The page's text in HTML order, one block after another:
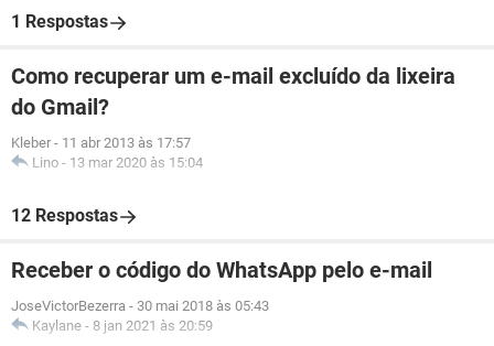
1 Respostas
Como recuperar um e-mail excluído da lixeira
do Gmail?
Kleber - 11 abr 2013 às 17:57
Lino - 13 mar 2020 às 15:04
12 Respostas
Receber o código do WhatsApp pelo e-mail
JoseVictorBezerra - 30 mai 2018 às 05:43
Kaylane - 8 jan 2021 às 20:59